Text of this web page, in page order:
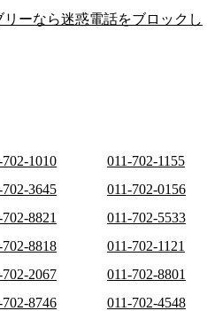
ーなら迷惑電話をブロックし
702-1010
011-702-1155
702-3645
011-702-0156
8821
011-702-5533
702-8818
011-702-1121
702-2067
011-702-8801
702-8746
011-702-4548